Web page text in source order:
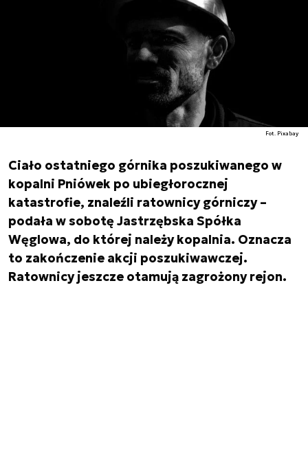
Fot. Pixabay
Ciało ostatniego górnika poszukiwanego w
kopalni Pniówek po ubiegłorocznej
katastrofie, znaleźli ratownicy górniczy –
podała w sobotę Jastrzębska Spółka
Węglowa, do której należy kopalnia. Oznacza
to zakończenie akcji poszukiwawczej.
Ratownicy jeszcze otamują zagrożony rejon.